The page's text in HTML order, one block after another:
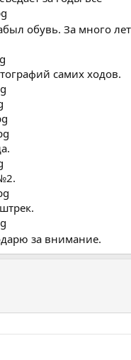
обувь. За много
самих ходов.
за внимание.